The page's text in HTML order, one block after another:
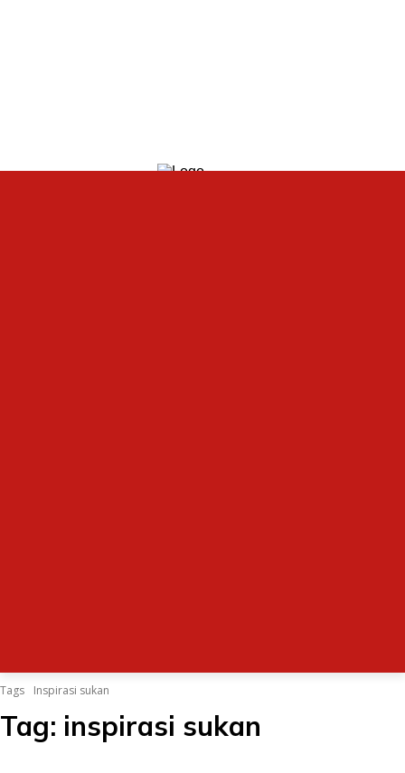
Tags Inspirasi sukan
Tag: inspirasi sukan